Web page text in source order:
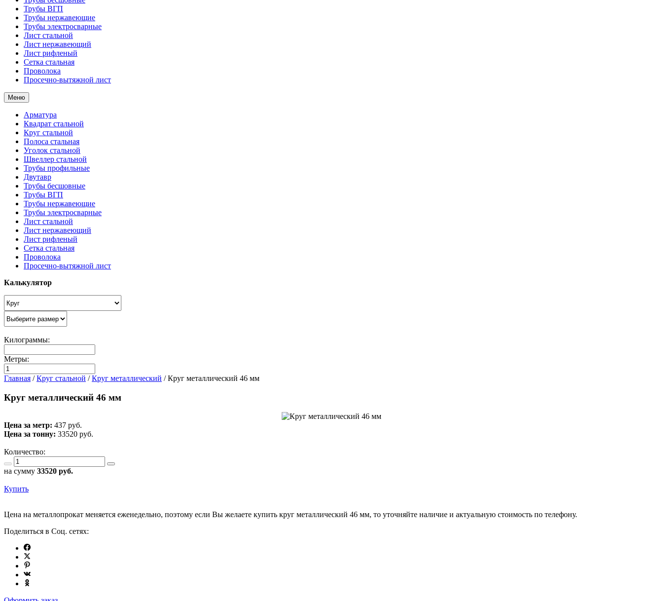
Трубы ВГП
Трубы нержавеющие
Трубы электросварные
Лист стальной
Лист нержавеющий
Лист рифленый
Сетка стальная
Проволока
Просечно-вытяжной лист
Меню
Арматура
Квадрат стальной
Круг стальной
Полоса стальная
Уголок стальной
Швеллер стальной
Трубы профильные
Двутавр
Трубы бесшовные
Трубы ВГП
Трубы нержавеющие
Трубы электросварные
Лист стальной
Лист нержавеющий
Лист рифленый
Сетка стальная
Проволока
Просечно-вытяжной лист
Калькулятор
Килограммы:
Метры:
Главная /Круг стальной /Круг металлический /Круг металлический 46 мм
Круг металлический 46 мм
Цена за метр: 437 руб.
Цена за тонну: 33520 руб.
Количество:
на сумму 33520 руб.
Купить
Цена на металлопрокат меняется еженедельно, поэтому если Вы желаете купить круг металлический 46 мм, то уточняйте наличие и актуальную стоимость по телефону.
Поделиться в Соц. сетях: